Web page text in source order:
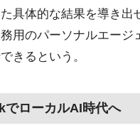
具体的な結果を導き出
用のパーソナルエー
きるという。
でローカルAI時代へ